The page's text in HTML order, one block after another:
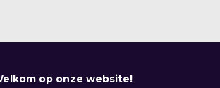
op onze website!